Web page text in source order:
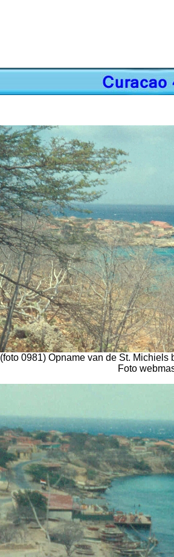
(foto 0981) Opname van de St.
Foto